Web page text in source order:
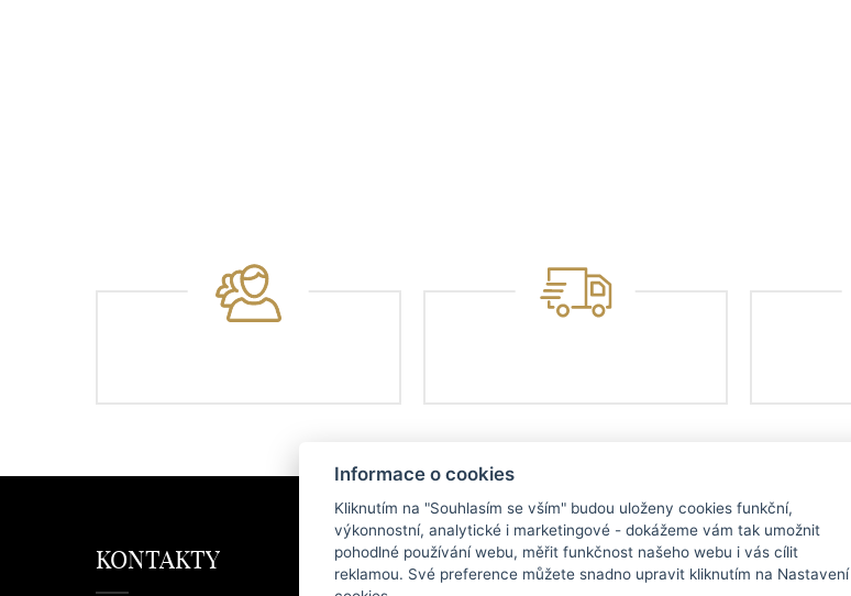
KONTAKTY KATEGORIE MENU
Informace o cookies
Kliknutím na "Souhlasím se vším" budou uloženy cookies funkční,
výkonnostní, analytické i marketingové - dokážeme vám tak umožnit
pohodlné používání webu, měřit funkčnost našeho webu i vás cílit
reklamou. Své preference můžete snadno upravit kliknutím na Nastavení